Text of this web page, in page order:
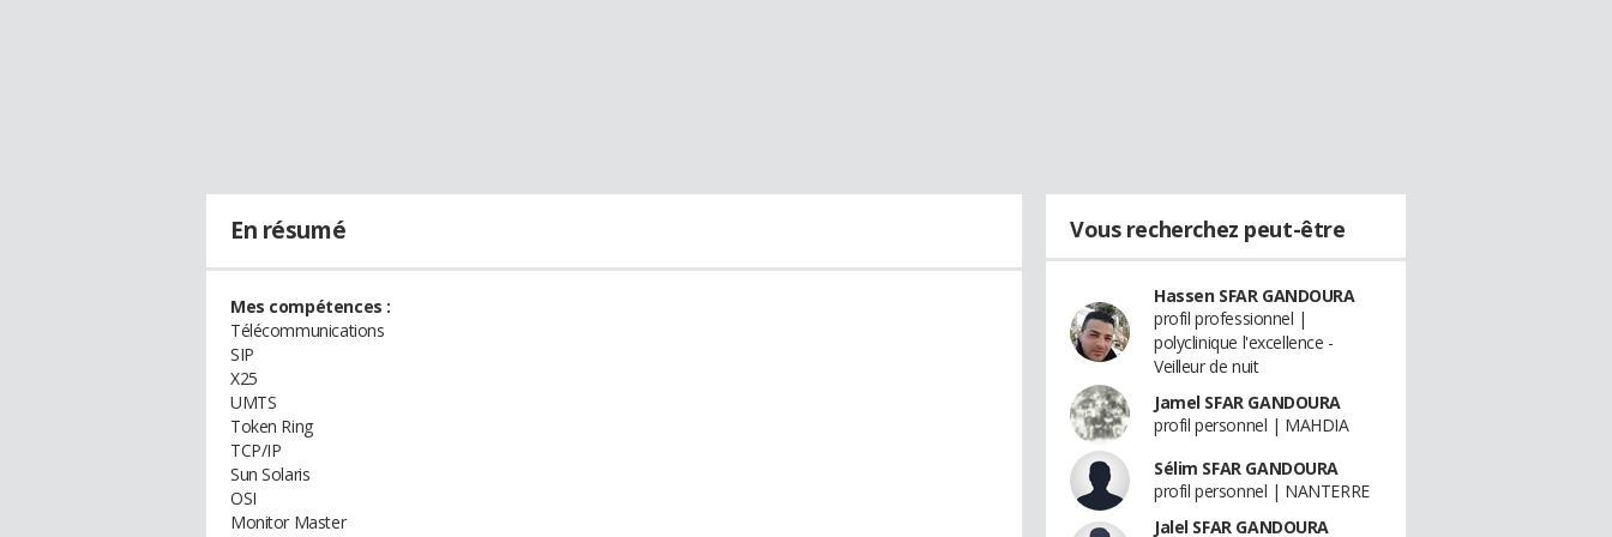
En résumé
Mes compétences :
Télécommunications
SIP
X25
UMTS
Token Ring
TCP/IP
Sun Solaris
OSI
Monitor Master
Vous recherchez peut-être
Hassen SFAR GANDOURA
profil professionnel |
polyclinique l'excellence -
Veilleur de nuit
Jamel SFAR GANDOURA
profil personnel | MAHDIA
Sélim SFAR GANDOURA
profil personnel | NANTERRE
Jalel SFAR GANDOURA